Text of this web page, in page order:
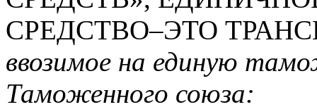
СРЕДСТВО–ЭТО
ввозимое на единую
Таможенного союза: